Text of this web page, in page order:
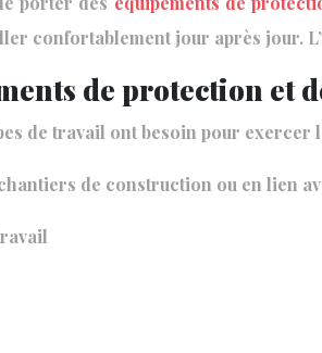
confortablement jour après jour.
de protection et
de travail ont besoin pour
de construction ou en lien